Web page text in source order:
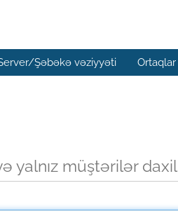
Şəbəkə vəziyyəti Ortaqlar
yalnız müştərilər